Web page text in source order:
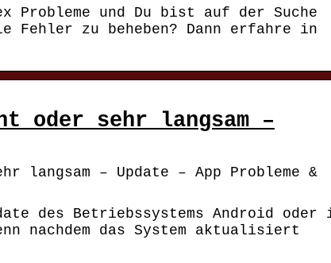
Probleme und Du bist auf der Suche
Fehler zu beheben? Dann erfahre in
oder sehr langsam –
langsam – Update – App Probleme &
des Betriebssystems Android oder
nachdem das System aktualisiert